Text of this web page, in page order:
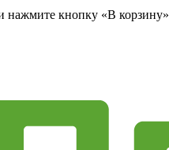
нажмите кнопку «В корзину»